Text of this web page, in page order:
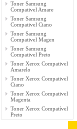
Toner Samsung
Compativel Amare
Toner Samsung
Compativel Ciano
Toner Samsung
Compativel Magen
Toner Samsung
Compativel Preto
Toner Xerox Compativel
Amarelo
Toner Xerox Compativel
Ciano
Toner Xerox Compativel
Magenta
Toner Xerox Compatível
Preto